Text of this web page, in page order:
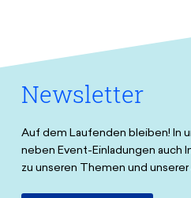
Newsletter
Auf dem Laufenden bleiben! In
neben Event-Einladungen auch
zu unseren Themen und